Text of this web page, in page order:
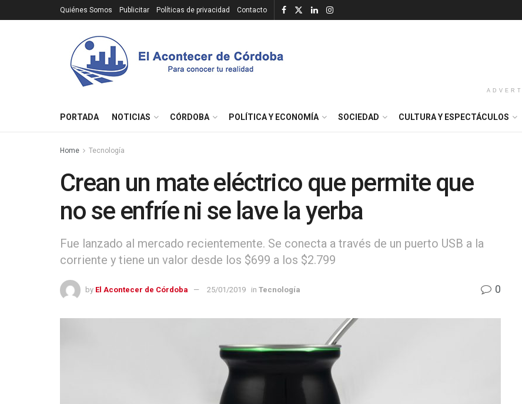
Quiénes Somos Publicitar Políticas de privacidad Contacto
PORTADA NOTICIAS CÓRDOBA POLÍTICA Y ECONOMÍA SOCIEDAD CULTURA Y ESPECTÁCULOS
Home Tecnología
Crean un mate eléctrico que permite que
no se enfríe ni se lave la yerba
Fue lanzado al mercado recientemente. Se conecta a través de un puerto USB a la
corriente y tiene un valor desde los $699 a los $2.799
by El Acontecer de Córdoba 25/01/2019 in Tecnología 0